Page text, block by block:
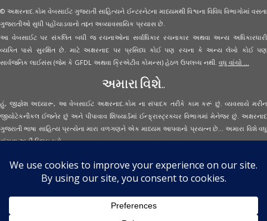
© અક્ષરનાદ.કોમ વેબસાઈટ ગુજરાતી સાહિત્યને ઈન્ટરનેટના માધ્યમથી વિશ્વના વિવિધ વિભાગોમાં વસતા
ગુજરાતીઓ સુધી પહોંચાડવાનો તદ્દન અવ્યાવસાયિક પ્રયાસ છે.
આ વેબસાઈટ પર સંકલિત બધી જ રચનાઓના સર્વાધિકાર રચનાકાર અથવા અન્ય અધિકારધારી
વ્યક્તિ પાસે સુરક્ષિત છે. માટે અક્ષરનાદ પર પ્રસિધ્ધ કોઈ પણ રચના કે અન્ય લેખો કોઈ પણ
સાર્વજનિક લાઈસંસ (જેમ કે GFDL અથવા ક્રિએટીવ કોમન્સ) હેઠળ ઉપલબ્ધ નથી. વધુ વાંચો ...
અમારા વિશે..
હું, જીજ્ઞેશ અધ્યારૂ, આ વેબસાઈટ અક્ષરનાદ.કોમ ના સંપાદક તરીકે કામ કરૂં છું. વ્યવસાયે મરીન
જીયોટેકનીકલ ઈજનેર છું અને પીપાવાવ શિપયાર્ડમાં ઈન્ફ્રાસ્ટ્રક્ચર વિભાગમાં મેનેજર છું. અક્ષરનાદ
ગુજરાતી ભાષા સાહિત્ય પ્રત્યેના મારા વળગણને એક માધ્યમ આપવાનો પ્રયત્ન છે... અમારા વિશે વધુ
વાંચવાઅહીં ક્લિક કરો...
Secured Site Assurance
Aksharnaad.com